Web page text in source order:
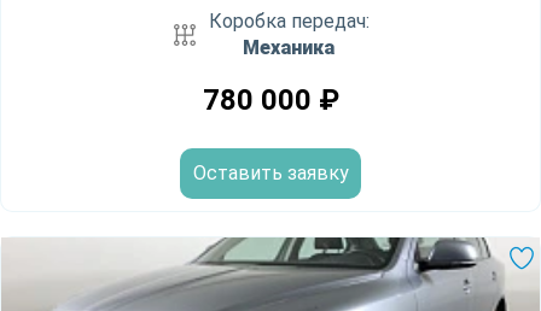
Коробка передач:
Механика
780 000 ₽
Оставить заявку